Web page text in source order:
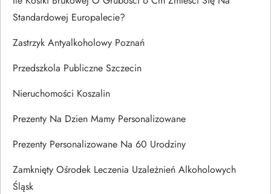
Standardowej Europalecie?
Zastrzyk Antyalkoholowy Poznań
Przedszkola Publiczne Szczecin
Nieruchomości Koszalin
Prezenty Na Dzien Mamy Personalizowane
Prezenty Personalizowane Na 60 Urodziny
Zamknięty Ośrodek Leczenia Uzależnień Alkoholowych
Śląsk